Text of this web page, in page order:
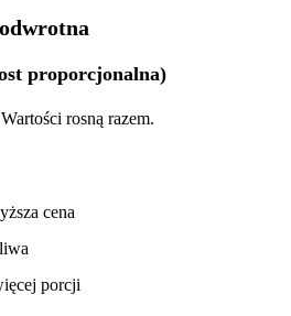
proporcjonalna)
rosną razem.
cena
porcji